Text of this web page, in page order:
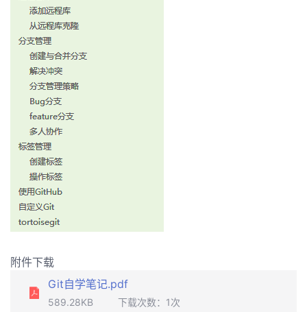
我
的
课
程
我
的
认
证
我
的
实
我
的
Programs
我
的
技
术
支
持
我
的
云
声
建
附件下载
Git自学笔记.pdf
589.28KB 下载次数： 1次